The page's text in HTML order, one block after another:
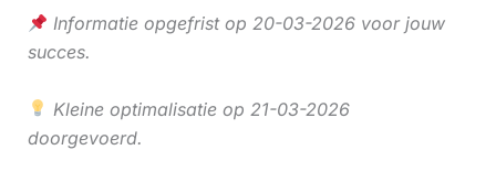
Informatie opgefrist op 20-03-2026 voor jouw
succes.
Kleine optimalisatie op 21-03-2026
doorgevoerd.